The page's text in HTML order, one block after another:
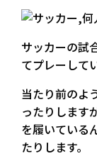
サッカーの試
てプレーして
当たり前のよ
ったりします
を履いている
たりします。